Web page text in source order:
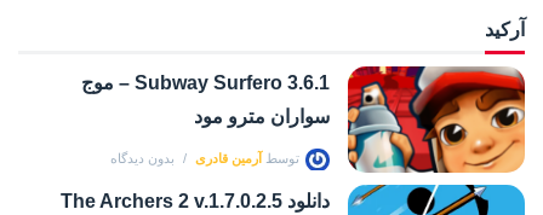
آرکید
Subway Surfero 3.6.1 – موج
سواران مترو مود
توسط آرمین قادری بدون دیدگاه
دانلود The Archers 2 v.1.7.0.2.5